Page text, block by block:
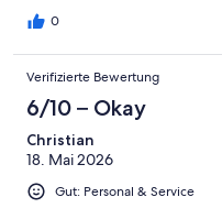
0
Verifizierte Bewertung
6/10 – Okay
Christian
18. Mai 2026
Gut: Personal & Service